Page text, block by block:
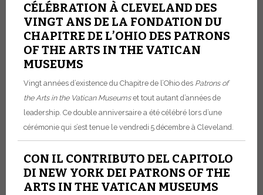
CÉLÉBRATION À CLEVELAND DES
VINGT ANS DE LA FONDATION DU
CHAPITRE DE L’OHIO DES PATRONS
OF THE ARTS IN THE VATICAN
MUSEUMS
Vingt années d’existence du Chapitre de l’Ohio des Patrons of
the Arts in the Vatican Museumset tout autant d’années de
leadership. Ce double anniversaire a été célébré lors d’une
cérémonie qui s’est tenue le vendredi 5 décembre à Cleveland.
CON IL CONTRIBUTO DEL CAPITOLO
DI NEW YORK DEI PATRONS OF THE
ARTS IN THE VATICAN MUSEUMS